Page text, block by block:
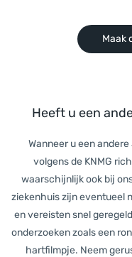
Maak
Heeft u een
Wanneer u een
volgens de KNMG
waarschijnlijk ook bij
ziekenhuis zijn eventueel
en vereisten snel
onderzoeken zoals een
hartfilmpje. Neem